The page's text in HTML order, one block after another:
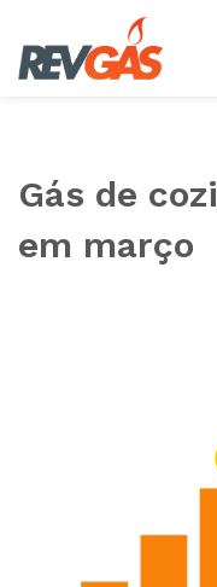
Saltar
Gás de
em março